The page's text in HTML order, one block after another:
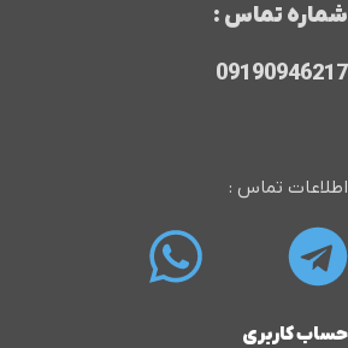
شماره تماس :
09190946217
اطلاعات تماس :
حساب کاربری